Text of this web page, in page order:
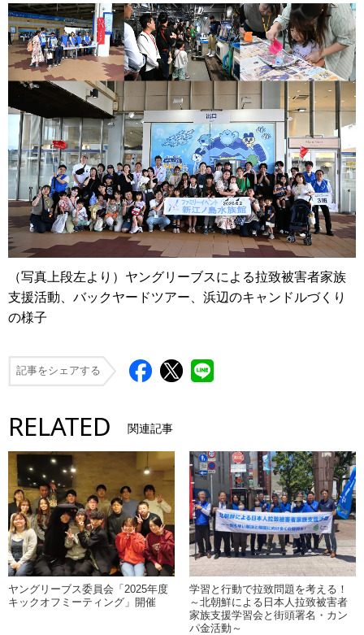
（写真上段左より）ヤングリーブスによる拉致被害者家族
支援活動、バックヤードツアー、浜辺のキャンドルづくり
の様子
記事をシェアする
RELATED 関連記事
ヤングリーブス委員会「2025年度
キックオフミーティング」開催
学習と行動で拉致問題を考える！
～北朝鮮による日本人拉致被害者
家族支援学習会と街頭署名・カン
パ金活動～